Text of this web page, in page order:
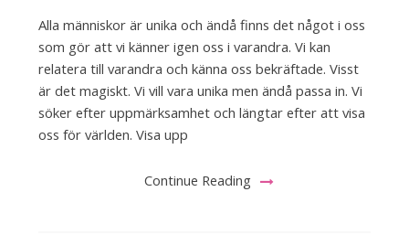
Alla människor är unika och ändå finns det något i oss
som gör att vi känner igen oss i varandra. Vi kan
relatera till varandra och känna oss bekräftade. Visst
är det magiskt. Vi vill vara unika men ändå passa in. Vi
söker efter uppmärksamhet och längtar efter att visa
oss för världen. Visa upp
Continue Reading